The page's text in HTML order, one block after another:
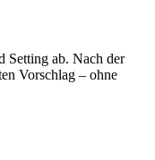
Setting ab. Nach der
Vorschlag – ohne